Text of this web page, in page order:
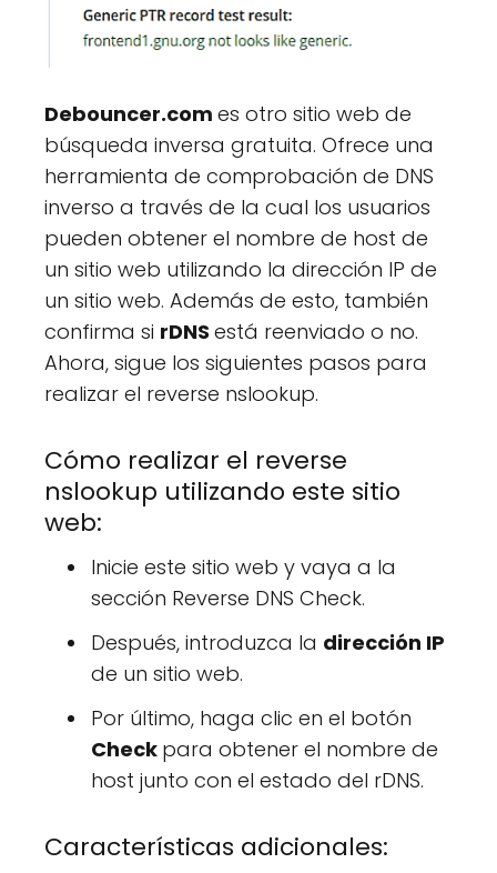
Debouncer.com es otro sitio web de
búsqueda inversa gratuita. Ofrece una
herramienta de comprobación de DNS
inverso a través de la cual los usuarios
pueden obtener el nombre de host de
un sitio web utilizando la dirección IP de
un sitio web. Además de esto, también
confirma si rDNS está reenviado o no.
Ahora, sigue los siguientes pasos para
realizar el reverse nslookup.
Cómo realizar el reverse
nslookup utilizando este sitio
web:
Inicie este sitio web y vaya a la
sección Reverse DNS Check.
Después, introduzca la dirección IP
de un sitio web.
Por último, haga clic en el botón
Check para obtener el nombre de
host junto con el estado del rDNS.
Características adicionales: